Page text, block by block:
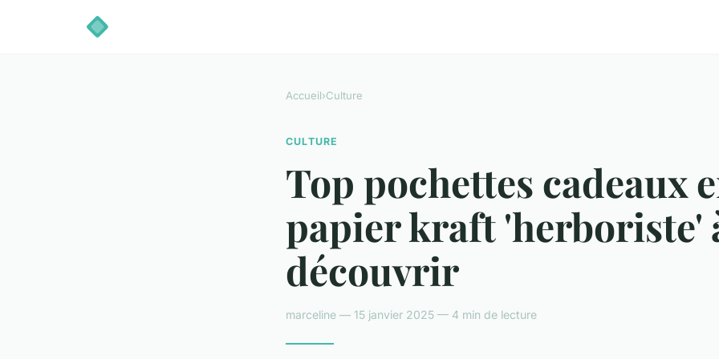
Accueil›Culture
CULTURE
Top pochettes cadeaux
papier kraft 'herboriste'
découvrir
marceline — 15 janvier 2025 — 4 min de lecture